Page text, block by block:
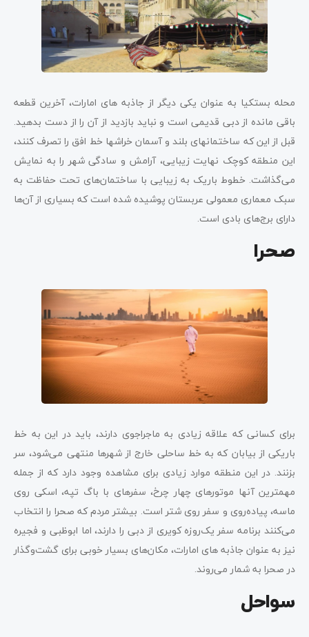
محله بستکیا به عنوان یکی دیگر از جاذبه های امارات، آخرین قطعه
باقی مانده از دبی قدیمی است و نباید بازدید از آن را از دست بدهید.
قبل از این که ساختمان­های بلند و آسمان خراش­ها خط افق را تصرف کنند،
این منطقه کوچک نهایت زیبایی، آرامش و سادگی شهر را به نمایش
می‌­گذاشت. خطوط باریک به زیبایی با ساختمان­‌های تحت حفاظت به
سبک معماری معمولی عربستان پوشیده شده است که بسیاری از آن‌ها
دارای برج­‌های بادی است.
صحرا
برای کسانی که علاقه زیادی به ماجراجوی دارند، باید در این به خط
باریکی از بیابان که به خط ساحلی خارج از شهرها منتهی می­‌شود، سر
بزنند. در این منطقه موارد زیادی برای مشاهده وجود دارد که از جمله
مهم­ترین آن­ها موتور­های چهار چرخ، سفرهای با باگ تپه، اسکی روی
ماسه، پیاده‌روی و سفر روی شتر است. بیشتر مردم که صحرا را انتخاب
می­‌کنند برنامه سفر یک‌روزه کویری از دبی را دارند، اما ابوظبی و فجیره
نیز به عنوان جاذبه های امارات، مکان­‌های بسیار خوبی برای گشت‌و‌گذار
در صحرا به شمار می­‌روند.
سواحل